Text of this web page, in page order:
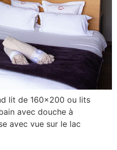
lit de 160×200 ou lits
avec douche à
avec vue sur le lac